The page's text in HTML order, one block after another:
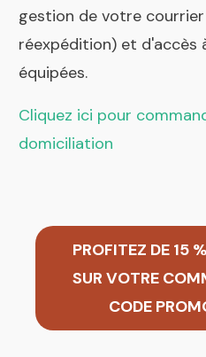
gestion de votre
réexpédition) et d'accès
équipées.
Cliquez ici pour
domiciliation
PROFITEZ DE 15
SUR VOTRE
CODE